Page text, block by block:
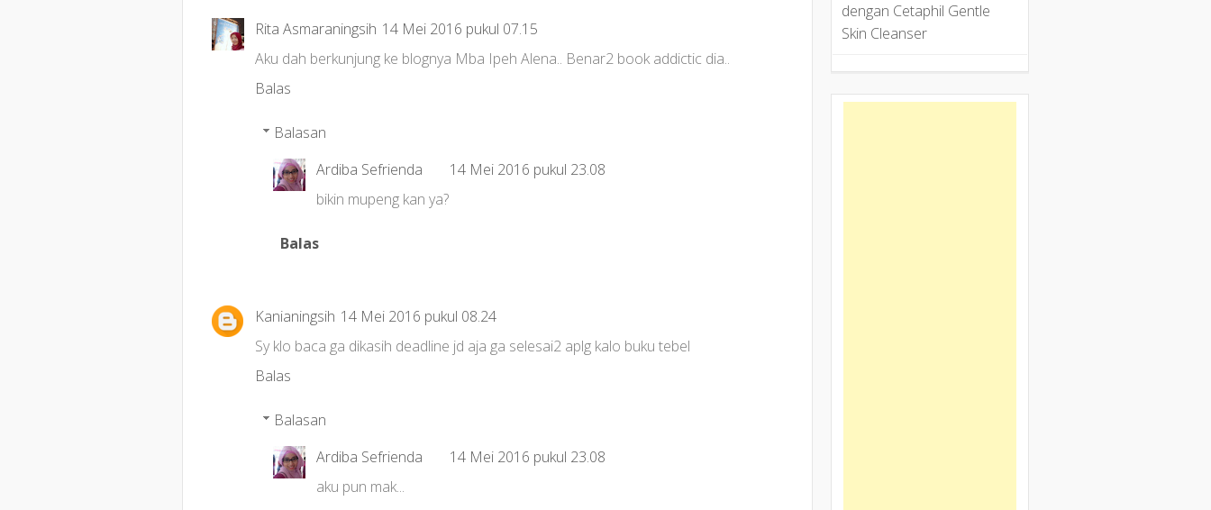
Rita Asmaraningsih 14 Mei 2016 pukul 07.15
Aku dah berkunjung ke blognya Mba Ipeh Alena.. Benar2 book addictic dia..
Balas
Balasan
Ardiba Sefrienda
14 Mei 2016 pukul 23.08
bikin mupeng kan ya?
Balas
Kanianingsih 14 Mei 2016 pukul 08.24
Sy klo baca ga dikasih deadline jd aja ga selesai2 aplg kalo buku tebel
Balas
Balasan
Ardiba Sefrienda
14 Mei 2016 pukul 23.08
aku pun mak...
dengan Cetaphil Gentle
Skin Cleanser